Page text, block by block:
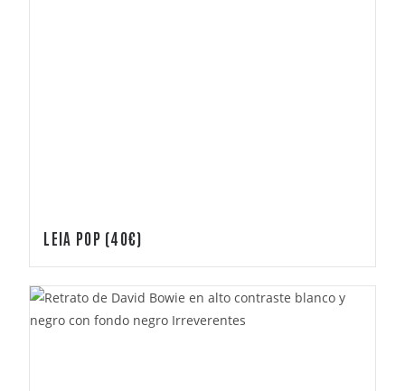
LEIA POP (40€)